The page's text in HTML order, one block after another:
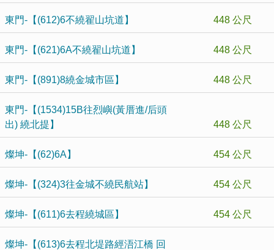
東門-【(612)6不繞翟山坑道】 448 公尺
東門-【(621)6A不繞翟山坑道】 448 公尺
東門-【(891)8繞金城市區】 448 公尺
東門-【(1534)15B往烈嶼(黃厝進/后頭
出) 繞北提】
448 公尺
燦坤-【(62)6A】 454 公尺
燦坤-【(324)3往金城不繞民航站】 454 公尺
燦坤-【(611)6去程繞城區】 454 公尺
燦坤-【(613)6去程北堤路經浯江橋 回